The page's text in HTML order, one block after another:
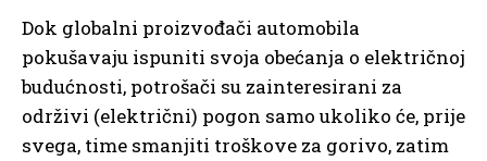
Dok globalni proizvođači automobila
pokušavaju ispuniti svoja obećanja o električnoj
budućnosti, potrošači su zainteresirani za
održivi (električni) pogon samo ukoliko će, prije
svega, time smanjiti troškove za gorivo, zatim